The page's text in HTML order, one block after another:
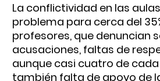
La conflictividad en las
problema para cerca del
profesores, que denuncian
acusaciones, faltas de
aunque casi cuatro de
también falta de apoyo de